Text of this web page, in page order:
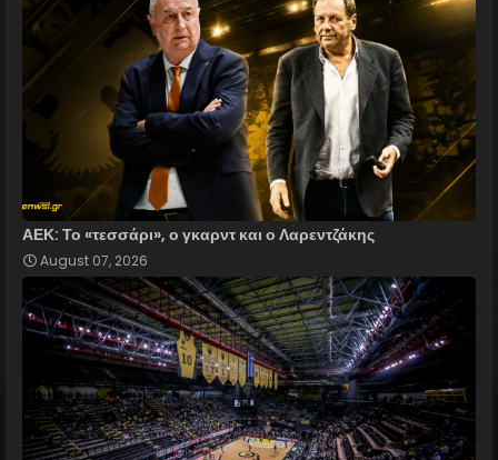
ΑΕΚ: Το «τεσσάρι», ο γκαρντ και ο Λαρεντζάκης
August 07, 2026